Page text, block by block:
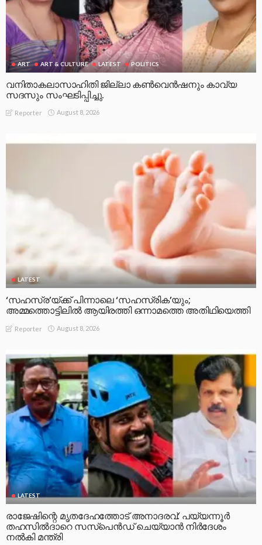
ART ART & CULTURE LATEST POLITICS
വനിതാകലാസാഹിതി ജില്ലാ കൺവെൻഷനും കാവ്യ
സദസും സംഘടിപ്പിച്ചു.
Reporter August 8, 2026
LATEST
‘സഹസ്ര’യ്ക്ക് പിന്നാലെ ‘സഹസ്രിക’യും;
അമ്മത്തൊട്ടിലിൽ ആയിരത്തി ഒന്നാമത്തെ അതിഥിയെത്തി
Reporter August 8, 2026
LATEST
രാജേഷിന്റെ മൃതദേഹത്തോട് അനാദരവ്: പയ്യന്നൂർ
തഹസിൽദാറെ സസ്പെൻഡ് ചെയ്യാൻ നിർദേശം
നൽകി മന്ത്രി